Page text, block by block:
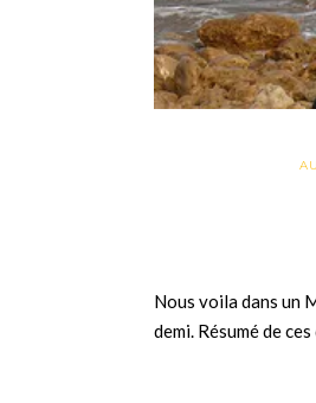
Nous voila dans un
demi. Résumé de